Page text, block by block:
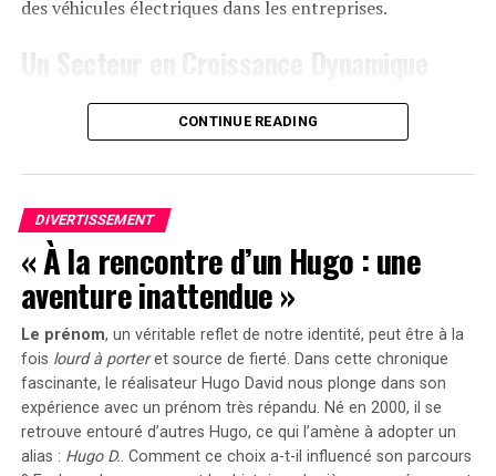
2025, permettant aux acheteurs intéressés d’acquérir
le Solarbank 2 AC représente une avancée significative
engagement envers la durabilité environnementale.
des véhicules électriques dans les entreprises.
Cette prolongation intervient à un moment clé, alors
que le marché des voitures électriques continue
En2023, les particuliers représentent désormais 84%
des acquisitions de véhicules électriques, contre
seulement 68% en 2018.
Concrètement,cette mesure permet aux sociétés
d’installer gratuitement des bornes de recharge pour
leurs employés sans impact fiscal. Les frais liés à
l’électricité pour ces recharges ne seront pas pris en
compte dans le calcul des avantages en nature. De plus,
un abattement de 50% sur ces avantages est maintenu
CONTINUE READING
DIVERTISSEMENT
« À la rencontre d’un Hugo : une
aventure inattendue »
Le prénom, un véritable reflet de notre identité, peut être à la
fois lourd à porteret source de fierté. Dans cette chronique
fascinante, le réalisateur Hugo David nous plonge dans son
expérience avec un prénom très répandu. Né en 2000, il se
retrouve entouré d’autres Hugo, ce qui l’amène à adopter un
alias : Hugo D.. Comment ce choix a-t-il influencé son parcours